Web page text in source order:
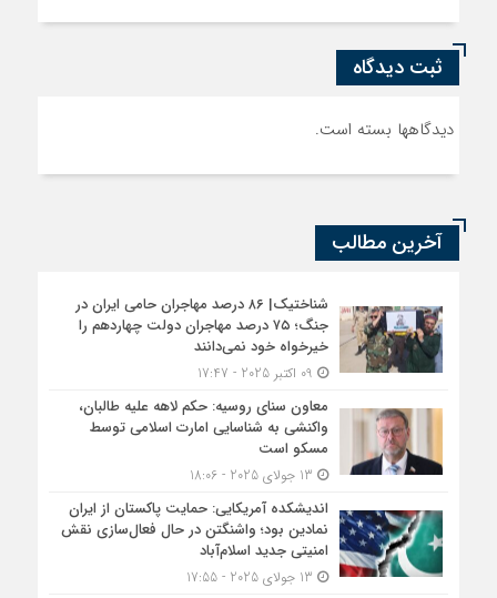
ثبت دیدگاه
دیدگاهها بسته است.
آخرین مطالب
شناختیک| ۸۶ درصد مهاجران حامی ایران در
جنگ؛ ۷۵ درصد مهاجران دولت چهاردهم را
خیرخواه خود نمی‌دانند
معاون سنای روسیه: حکم لاهه علیه طالبان،
واکنشی به شناسایی امارت اسلامی توسط
مسکو است
اندیشکده آمریکایی: حمایت پاکستان از ایران
نمادین بود؛ واشنگتن در حال فعال‌سازی نقش
امنیتی جدید اسلام‌آباد